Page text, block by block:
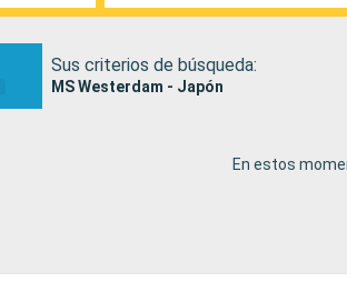
Sus criterios de búsqueda:
MS Westerdam - Japón
En estos